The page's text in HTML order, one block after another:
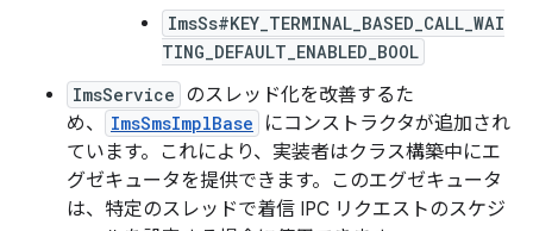
ImsSs#KEY_TERMINAL_BASED_CALL_WAI
TING_DEFAULT_ENABLED_BOOL
ImsService のスレッド化を改善するた
め、
ImsSmsImplBase
にコンストラクタが追加され
ています。これにより、実装者はクラス構築中にエ
グゼキュータを提供できます。このエグゼキュータ
は、特定のスレッドで着信 IPC リクエストのスケジ